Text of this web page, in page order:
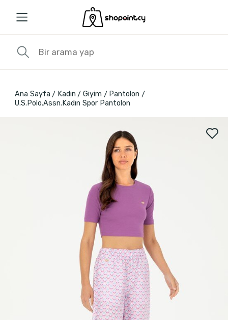
Ana Sayfa Kadın Giyim
Pantolon
U.S.Polo.Assn.Kadın Spor Pantolon